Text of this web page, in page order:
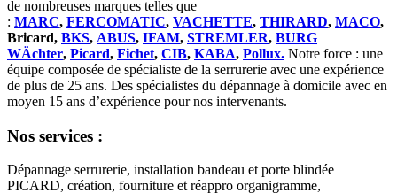
de nombreuses marques telles que
: MARC, FERCOMATIC, VACHETTE, THIRARD, MACO,
Bricard, BKS, ABUS, IFAM, STREMLER, BURG
WÄchter, Picard, Fichet, CIB, KABA, Pollux.
équipe composée de spécialiste de la serrurerie avec une expérience
de plus de 25 ans. Des spécialistes du dépannage à domicile avec en
moyen 15 ans d’expérience pour nos intervenants.
Nos services :
Dépannage serrurerie, installation bandeau et porte blindée
PICARD, création, fourniture et réappro organigramme,